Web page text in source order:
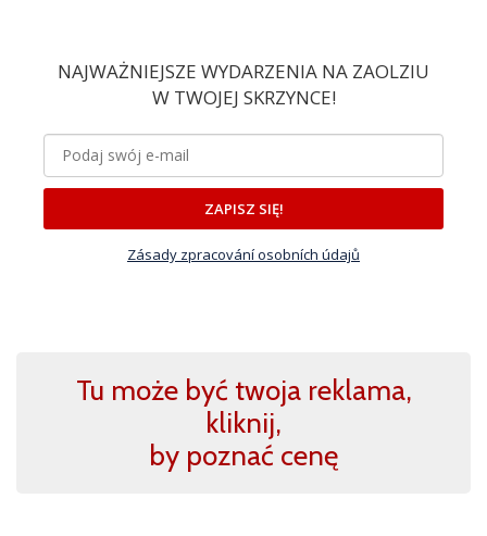
NAJWAŻNIEJSZE WYDARZENIA NA ZAOLZIU
W TWOJEJ SKRZYNCE!
ZAPISZ SIĘ!
Zásady zpracování osobních údajů
Tu może być twoja reklama,
kliknij,
by poznać cenę